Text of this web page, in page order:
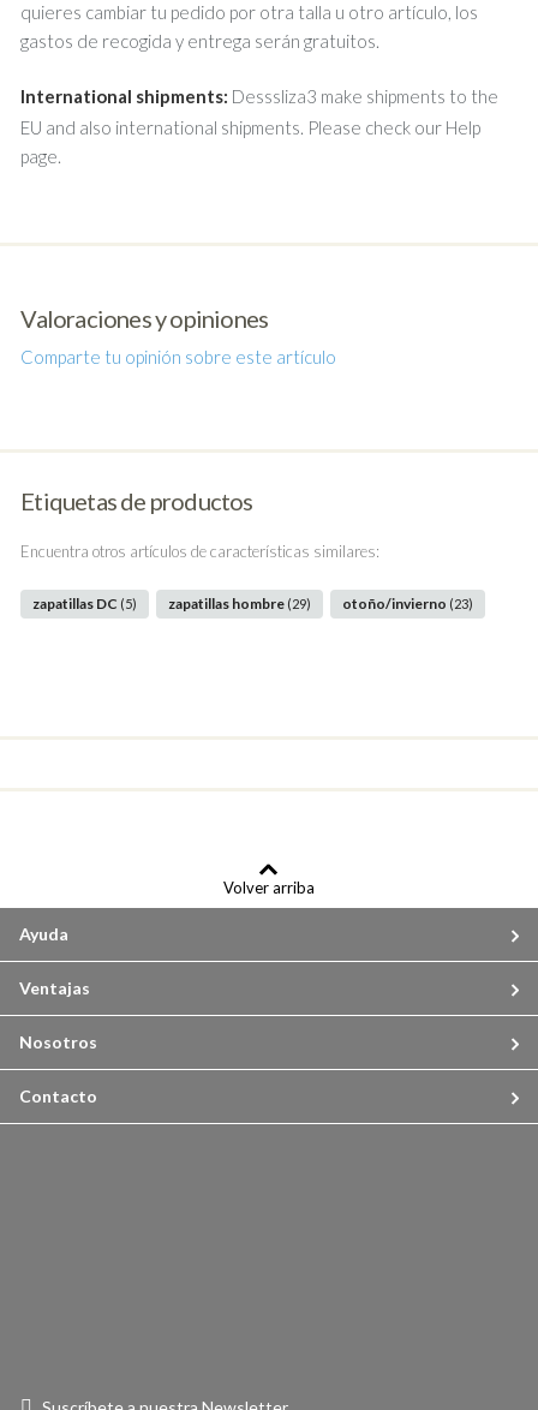
quieres cambiar tu pedido por otra talla u otro artículo, los
gastos de recogida y entrega serán gratuitos.
International shipments: Desssliza3 make shipments to the
EU and also international shipments. Please check our Help
page.
Valoraciones y opiniones
Comparte tu opinión sobre este artículo
Etiquetas de productos
Encuentra otros artículos de características similares:
zapatillas DC (5) zapatillas hombre (29) otoño/invierno (23)
Volver arriba
Ayuda
Ventajas
Nosotros
Contacto